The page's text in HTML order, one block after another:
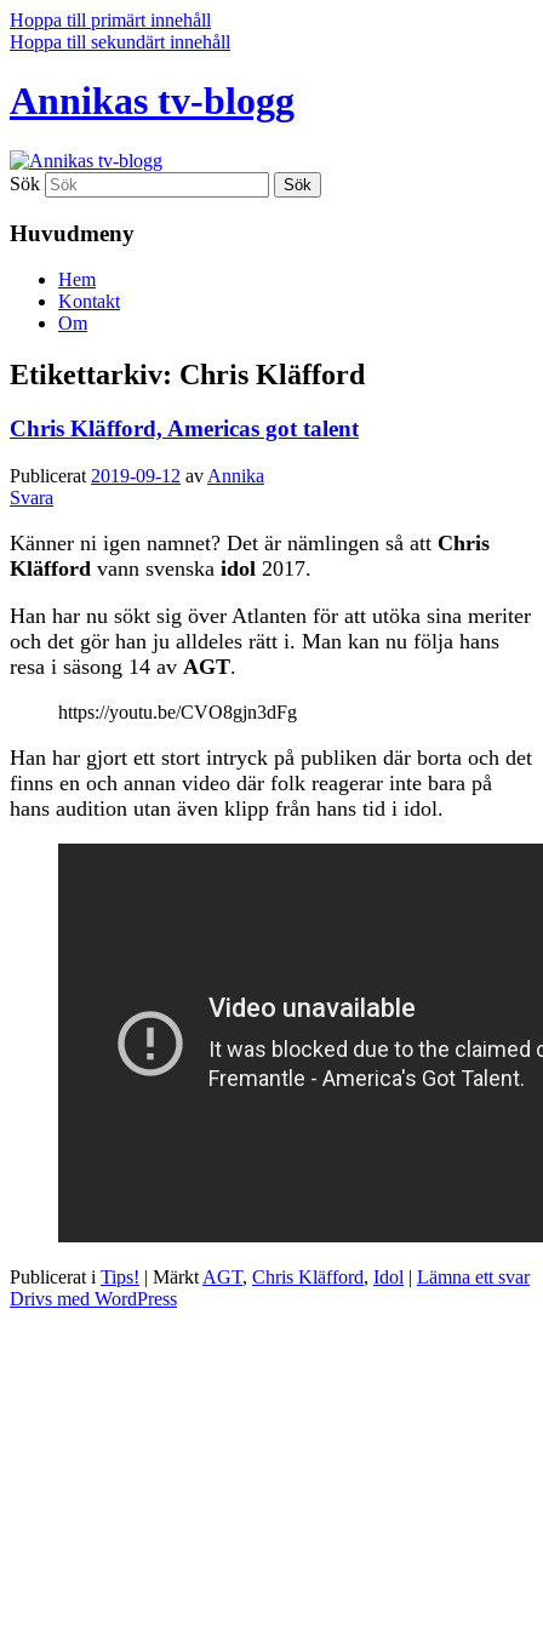
Hoppa till primärt innehåll
Hoppa till sekundärt innehåll
Annikas tv-blogg
Sök
Huvudmeny
Hem
Kontakt
Om
Etikettarkiv: Chris Kläfford
Chris Kläfford, Americas got talent
Publicerat 2019-09-12 av Annika
Svara
Känner ni igen namnet? Det är nämlingen så att Chris
Kläfford vann svenska idol 2017.
Han har nu sökt sig över Atlanten för att utöka sina meriter
och det gör han ju alldeles rätt i. Man kan nu följa hans
resa i säsong 14 av AGT.
https://youtu.be/CVO8gjn3dFg
Han har gjort ett stort intryck på publiken där borta och det
finns en och annan video där folk reagerar inte bara på
hans audition utan även klipp från hans tid i idol.
Publicerat i Tips! | Märkt AGT, Chris Kläfford, Idol | Lämna ett svar
Drivs med WordPress